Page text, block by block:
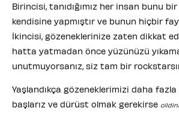
Birincisi, tanıdığımız her insan bunu
kendisine yapmıştır ve bunun hiçbir
İkincisi, gözeneklerinize zaten dikkat
hatta yatmadan önce yüzünüzü
unutmuyorsanız, siz tam bir
Yaşlandıkça gözeneklerimizi daha
başlarız ve dürüst olmak gerekirse